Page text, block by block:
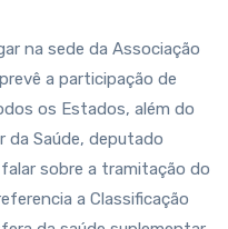
na sede da Associação
a participação de
os Estados, além do
da Saúde, deputado
falar sobre a tramitação do
a Classificação